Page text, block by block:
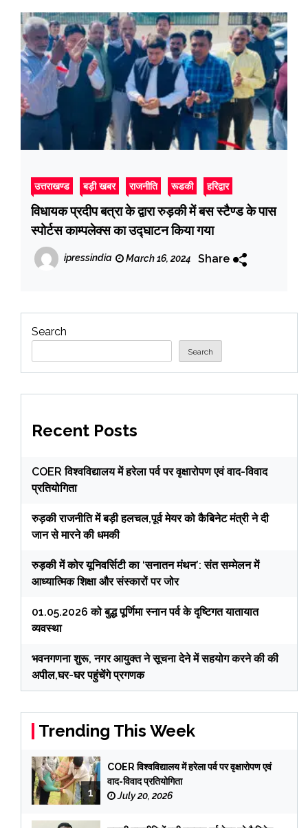
उत्तराखण्ड बड़ी खबर राजनीति रूडकी हरिद्वार
विधायक प्रदीप बत्रा के द्वारा रुड़की में बस स्टैण्ड के पास
स्पोर्टस काम्पलेक्स का उद्घाटन किया गया
ipressindia March 16, 2024 Share
Search
Search
Recent Posts
COER विश्वविद्यालय में हरेला पर्व पर वृक्षारोपण एवं वाद-विवाद
प्रतियोगिता
रुड़की राजनीति में बड़ी हलचल,पूर्व मेयर को कैबिनेट मंत्री ने दी
जान से मारने की धमकी
रुड़की में कोर यूनिवर्सिटी का ‘सनातन मंथन’: संत सम्मेलन में
आध्यात्मिक शिक्षा और संस्कारों पर जोर
01.05.2026 को बुद्ध पूर्णिमा स्नान पर्व के दृष्टिगत यातायात
व्यवस्था
भवनगणना शुरू, नगर आयुक्त ने सूचना देने में सहयोग करने की की
अपील,घर-घर पहुंचेंगे प्रगणक
Trending This Week
1
COER विश्वविद्यालय में हरेला पर्व पर वृक्षारोपण एवं
वाद-विवाद प्रतियोगिता
July 20, 2026